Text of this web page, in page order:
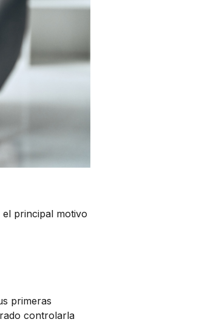
principal motivo
primeras
controlarla